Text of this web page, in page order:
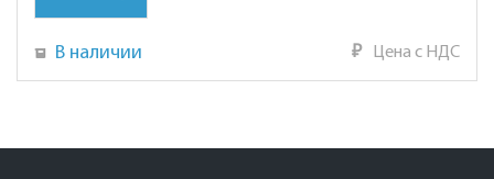
В наличии ₽ Цена с НДС